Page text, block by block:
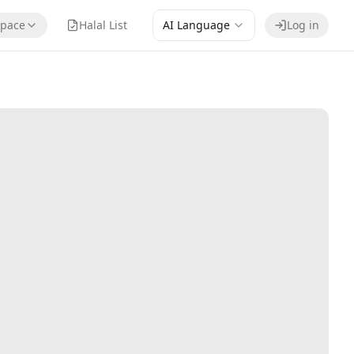
Halal List AI Language Log in